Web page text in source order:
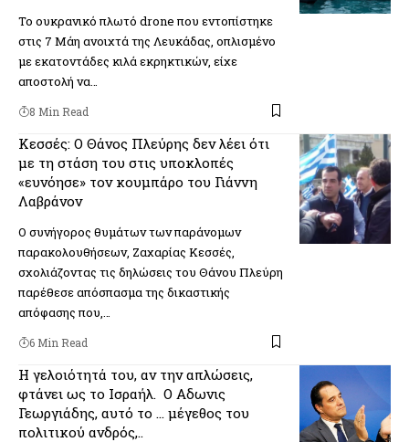
Το ουκρανικό πλωτό drone που εντοπίστηκε
στις 7 Μάη ανοιχτά της Λευκάδας, οπλισμένο
με εκατοντάδες κιλά εκρηκτικών, είχε
αποστολή να…
8 Min Read
Κεσσές: Ο Θάνος Πλεύρης δεν λέει ότι
με τη στάση του στις υποκλοπές
«ευνόησε» τον κουμπάρο του Γιάννη
Λαβράνοv
Ο συνήγορος θυμάτων των παράνομων
παρακολουθήσεων, Ζαχαρίας Κεσσές,
σχολιάζοντας τις δηλώσεις του Θάνου Πλεύρη
παρέθεσε απόσπασμα της δικαστικής
απόφασης που,…
6 Min Read
H γελοιότητά του, αν την απλώσεις,
φτάνει ως το Ισραήλ. Ο Αδωνις
Γεωργιάδης, αυτό το … μέγεθος του
πολιτικού ανδρός,..